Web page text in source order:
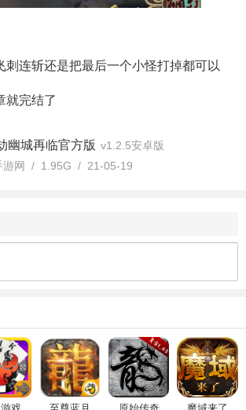
刺连斩还是把最后一个小怪打掉都可以
就完结了
幽城再临官方版 v1.2.5安卓版
游网 / 1.95G / 21-05-19